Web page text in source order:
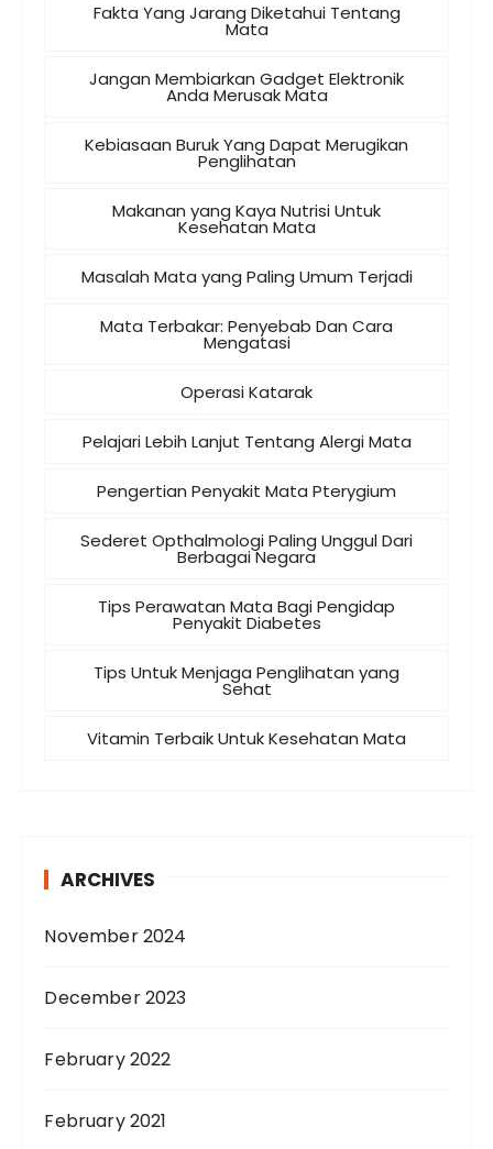
Fakta Yang Jarang Diketahui Tentang
Mata
Jangan Membiarkan Gadget Elektronik
Anda Merusak Mata
Kebiasaan Buruk Yang Dapat Merugikan
Penglihatan
Makanan yang Kaya Nutrisi Untuk
Kesehatan Mata
Masalah Mata yang Paling Umum Terjadi
Mata Terbakar: Penyebab Dan Cara
Mengatasi
Operasi Katarak
Pelajari Lebih Lanjut Tentang Alergi Mata
Pengertian Penyakit Mata Pterygium
Sederet Opthalmologi Paling Unggul Dari
Berbagai Negara
Tips Perawatan Mata Bagi Pengidap
Penyakit Diabetes
Tips Untuk Menjaga Penglihatan yang
Sehat
Vitamin Terbaik Untuk Kesehatan Mata
ARCHIVES
November 2024
December 2023
February 2022
February 2021